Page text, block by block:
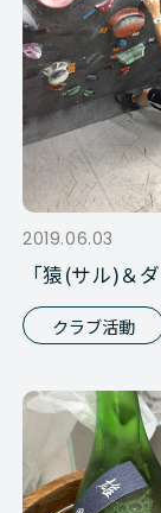
2019.06.03
「猿(サル)＆
クラブ活動